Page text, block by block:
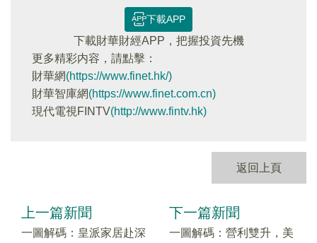
下載APP
下載財華財經APP，把握投資先機
更多精彩内容，請點擊：
財華網(https://www.finet.hk/)
財華智庫網(https://www.finet.com.cn)
現代電視FINTV(http://www.fintv.hk)
返回上頁
上一篇新聞
一圖解碼：皇派家居赴深
下一篇新聞
一圖解碼：營利雙升，美